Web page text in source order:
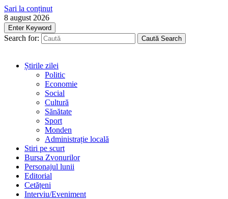
Sari la conținut
8 august 2026
Enter Keyword
Search for: Caută Search
Știrile zilei
Politic
Economie
Social
Cultură
Sănătate
Sport
Monden
Administrație locală
Stiri pe scurt
Bursa Zvonurilor
Personajul lunii
Editorial
Cetățeni
Interviu/Eveniment